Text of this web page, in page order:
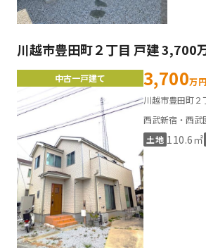
川越市豊田町２丁目 戸建 3,700
中古一戸建て 3,700万円
川越市豊田町２
西武新宿・西
土地 110.6㎡